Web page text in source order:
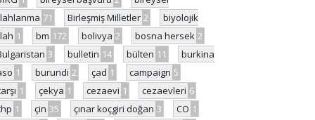
71 Birleşmiş Milletler 2
biyolojik
1 bm 172 bolivya 2 bosna hersek 2
3 bulletin 14 bülten 11
burkina
1 burundi 2 çad 1 campaign 5
1 çekya 1 cezaevi 1 cezaevleri 6
1 çin 35 çınar koçgiri doğan 3 CO 1